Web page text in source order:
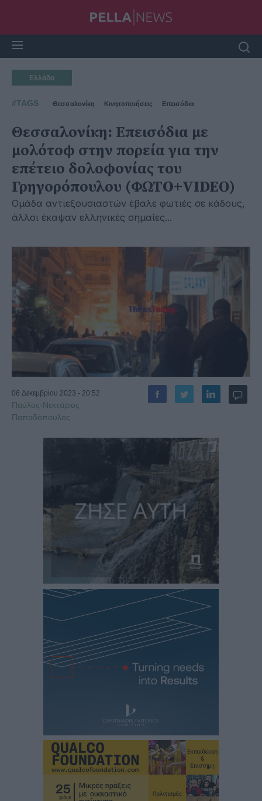
Ελλάδα
#TAGS Θεσσαλονίκη Κινητοποιήσεις Επεισόδια
Θεσσαλονίκη: Επεισόδια με
μολότοφ στην πορεία για την
επέτειο δολοφονίας του
Γρηγορόπουλου (ΦΩΤΟ+VIDEO)
Ομάδα αντιεξουσιαστών έβαλε φωτιές σε κάδους,
άλλοι έκαψαν ελληνικές σημαίες...
06 Δεκεμβρίου 2023 - 20:52
Παύλος-Νεκτάριος
Παπαδόπουλος